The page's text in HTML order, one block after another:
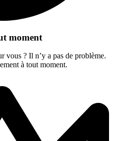
moment
vous ? Il n’y a pas de problème.
à tout moment.